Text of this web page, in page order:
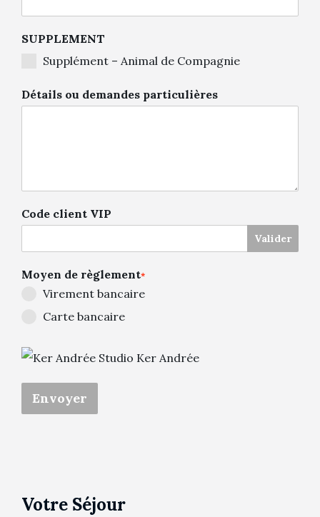
SUPPLEMENT
Supplément – Animal de Compagnie
Détails ou demandes particulières
Code client VIP
Valider
Moyen de règlement*
Virement bancaire
Carte bancaire
Envoyer
Votre Séjour